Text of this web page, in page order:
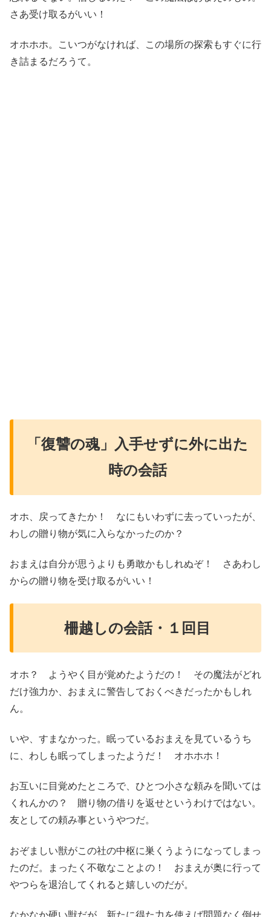
さあ受け取るがいい！
オホホホ。こいつがなければ、この場所の探索もすぐに行
き詰まるだろうて。
「復讐の魂」入手せずに外に出た
時の会話
オホ、戻ってきたか！ なにもいわずに去っていったが、
わしの贈り物が気に入らなかったのか？
おまえは自分が思うよりも勇敢かもしれぬぞ！ さあわし
からの贈り物を受け取るがいい！
柵越しの会話・１回目
オホ？ ようやく目が覚めたようだの！ その魔法がどれ
だけ強力か、おまえに警告しておくべきだったかもしれ
ん。
いや、すまなかった。眠っているおまえを見ているうち
に、わしも眠ってしまったようだ！ オホホホ！
お互いに目覚めたところで、ひとつ小さな頼みを聞いては
くれんかの？ 贈り物の借りを返せというわけではない。
友としての頼み事というやつだ。
おぞましい獣がこの社の中枢に巣くうようになってしまっ
たのだ。まったく不敬なことよの！ おまえが奥に行って
やつらを退治してくれると嬉しいのだが。
なかなか硬い獣だが、新たに得た力を使えば問題なく倒せ